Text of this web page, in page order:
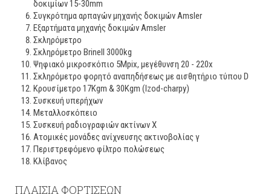
δοκιμίων 15-30mm
Συγκρότημα αρπαγών μηχανής δοκιμών Amsler
Εξαρτήματα μηχανής δοκιμών Amsler
Σκληρόμετρο
Σκληρόμετρο Brinell 3000kg
Ψηφιακό μικροσκόπιο 5Mpix, μεγέθυνση 20 - 220x
Σκληρόμετρο φορητό αναπηδήσεως με αισθητήριο τύπου D
Κρουσίμετρο 17Kgm & 30Kgm (Izod-charpy)
Συσκευή υπερήχων
Μεταλλοσκόπειο
Συσκευή ραδιογραφιών ακτίνων Χ
Ατομικές μονάδες ανίχνευσης ακτινοβολίας γ
Περιστρεφόμενο φίλτρο πολώσεως
Κλίβανος
ΠΛΑΙΣΙΑ ΦΟΡΤΙΣΕΩΝ